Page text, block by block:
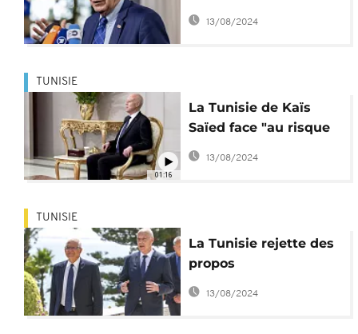
"injustifiables" à
Moura
13/08/2024
01:16
TUNISIE
La Tunisie de Kaïs
Saïed face "au risque
d’un effondrement"
13/08/2024
TUNISIE
La Tunisie rejette des
propos
"disproportionnés" de
13/08/2024